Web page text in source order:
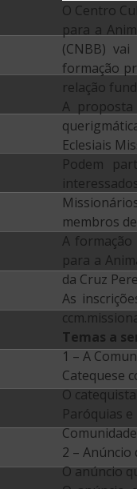
O Centro
para a
(CNBB)
formação
relação
A
Eclesiais
Podem
membros
A
para a
da Cruz
As
Temas a
1 – A
Catequese
O
Paróquias
2 –
O anúncio